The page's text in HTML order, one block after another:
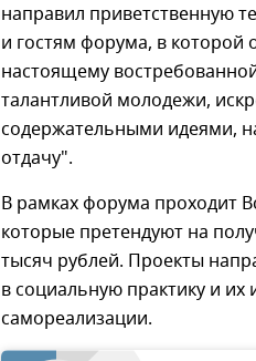
направил приветственную
и гостям форума, в которой
настоящему
талантливой молодежи,
содержательными идеями,
отдачу".
В рамках форума проходит
которые претендуют на
тысяч рублей. Проекты
в социальную практику и
самореализации.